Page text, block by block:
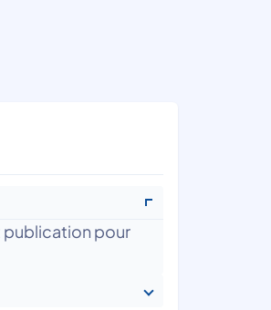
publication pour